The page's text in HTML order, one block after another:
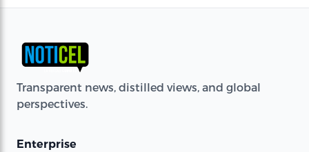
Transparent news, distilled views, and global
perspectives.
Enterprise